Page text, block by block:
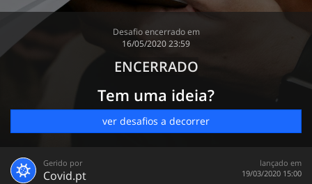
Desafio encerrado em
‎16/05/2020 23:59
ENCERRADO
Tem uma ideia?
ver desafios a decorrer
Gerido por
Covid.pt
lançado em
‎19/03/2020 15:00